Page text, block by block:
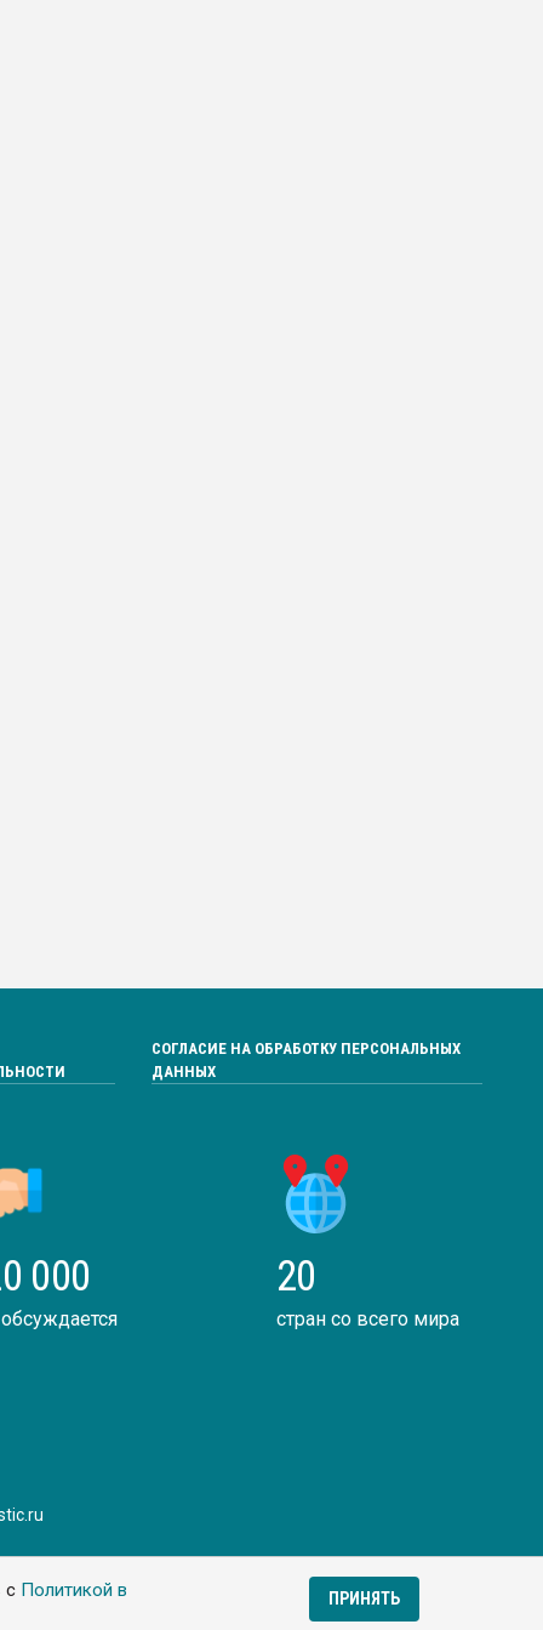
с Политикой в ПРИНЯТЬ
СОГЛАСИЕ НА ОБРАБОТКУ ПЕРСОНАЛЬНЫХ
ДАННЫХ
000 20
стран со всего мира